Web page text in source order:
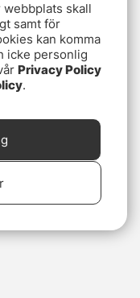
skall
samt för
kan komma
icke personlig
Privacy Policy
.